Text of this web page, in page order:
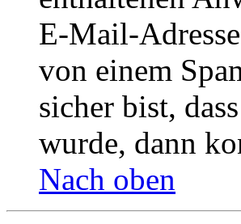
E-Mail-
von einem
sicher bist,
wurde, dann
Nach oben